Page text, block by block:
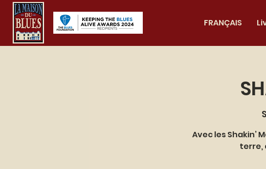
FRANÇAIS
Avec les Shakin’
terre,